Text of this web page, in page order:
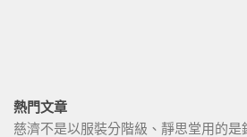
熱門文章
慈濟不是以服裝分階級、靜思堂用的